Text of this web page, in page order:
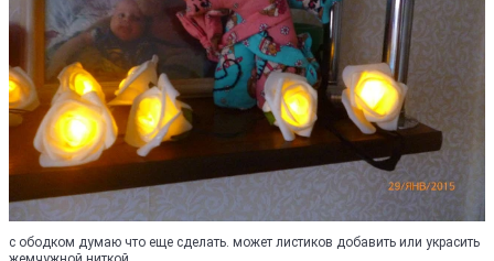
с ободком думаю что еще сделать. может листиков добавить или украсить